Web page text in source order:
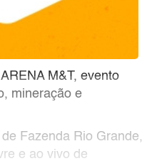
M&T, evento
mineração e
Fazenda Rio Grande,
e ao vivo de